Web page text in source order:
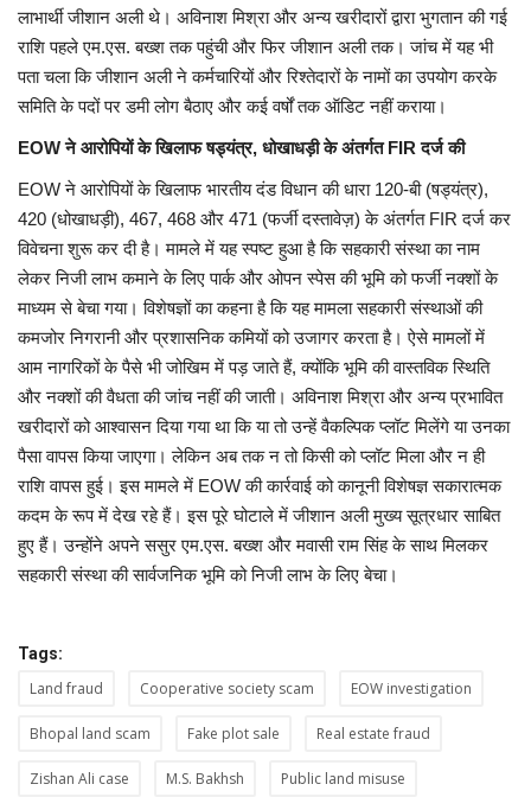
लाभार्थी जीशान अली थे। अविनाश मिश्रा और अन्य खरीदारों द्वारा भुगतान की गई
राशि पहले एम.एस. बख्श तक पहुंची और फिर जीशान अली तक। जांच में यह भी
पता चला कि जीशान अली ने कर्मचारियों और रिश्तेदारों के नामों का उपयोग करके
समिति के पदों पर डमी लोग बैठाए और कई वर्षों तक ऑडिट नहीं कराया।
EOW ने आरोपियों के खिलाफ षड्यंत्र, धोखाधड़ी के अंतर्गत FIR दर्ज की
EOW ने आरोपियों के खिलाफ भारतीय दंड विधान की धारा 120-बी (षड्यंत्र),
420 (धोखाधड़ी), 467, 468 और 471 (फर्जी दस्तावेज़) के अंतर्गत FIR दर्ज कर
विवेचना शुरू कर दी है। मामले में यह स्पष्ट हुआ है कि सहकारी संस्था का नाम
लेकर निजी लाभ कमाने के लिए पार्क और ओपन स्पेस की भूमि को फर्जी नक्शों के
माध्यम से बेचा गया। विशेषज्ञों का कहना है कि यह मामला सहकारी संस्थाओं की
कमजोर निगरानी और प्रशासनिक कमियों को उजागर करता है। ऐसे मामलों में
आम नागरिकों के पैसे भी जोखिम में पड़ जाते हैं, क्योंकि भूमि की वास्तविक स्थिति
और नक्शों की वैधता की जांच नहीं की जाती। अविनाश मिश्रा और अन्य प्रभावित
खरीदारों को आश्वासन दिया गया था कि या तो उन्हें वैकल्पिक प्लॉट मिलेंगे या उनका
पैसा वापस किया जाएगा। लेकिन अब तक न तो किसी को प्लॉट मिला और न ही
राशि वापस हुई। इस मामले में EOW की कार्रवाई को कानूनी विशेषज्ञ सकारात्मक
कदम के रूप में देख रहे हैं। इस पूरे घोटाले में जीशान अली मुख्य सूत्रधार साबित
हुए हैं। उन्होंने अपने ससुर एम.एस. बख्श और मवासी राम सिंह के साथ मिलकर
सहकारी संस्था की सार्वजनिक भूमि को निजी लाभ के लिए बेचा।
Tags:
Land fraud Cooperative society scam EOW investigation
Bhopal land scam Fake plot sale Real estate fraud
Zishan Ali case M.S. Bakhsh Public land misuse